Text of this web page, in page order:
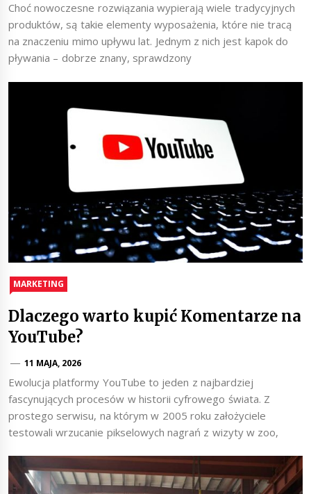
Choć nowoczesne rozwiązania wypierają wiele tradycyjnych
produktów, są takie elementy wyposażenia, które nie tracą
na znaczeniu mimo upływu lat. Jednym z nich jest kapok do
pływania – dobrze znany, sprawdzony
MARKETING
Dlaczego warto kupić Komentarze na
YouTube?
11 MAJA, 2026
Ewolucja platformy YouTube to jeden z najbardziej
fascynujących procesów w historii cyfrowego świata. Z
prostego serwisu, na którym w 2005 roku założyciele
testowali wrzucanie pikselowych nagrań z wizyty w zoo,